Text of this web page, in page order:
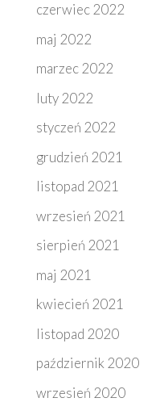
czerwiec 2022
maj 2022
marzec 2022
luty 2022
styczeń 2022
grudzień 2021
listopad 2021
wrzesień 2021
sierpień 2021
maj 2021
kwiecień 2021
listopad 2020
październik 2020
wrzesień 2020